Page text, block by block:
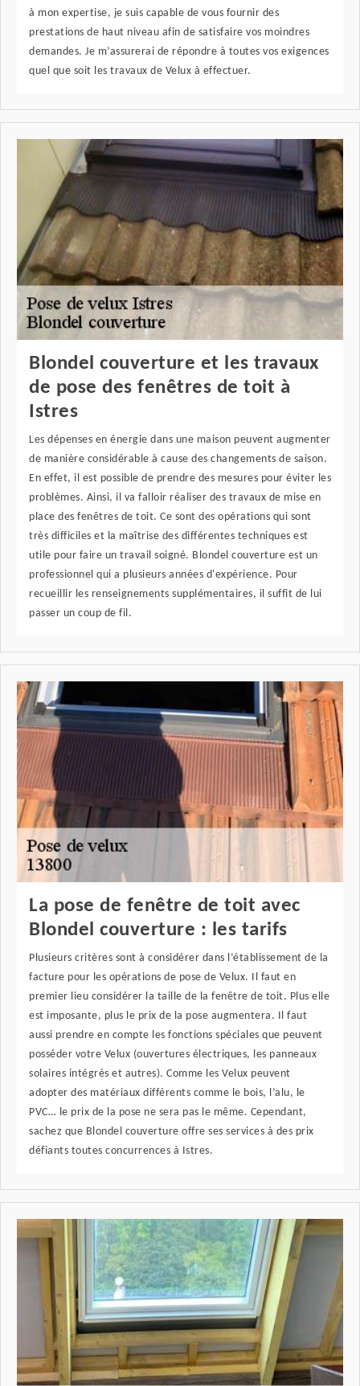
à mon expertise, je suis capable de vous fournir des
prestations de haut niveau afin de satisfaire vos moindres
demandes. Je m’assurerai de répondre à toutes vos exigences
quel que soit les travaux de Velux à effectuer.
Blondel couverture et les travaux
de pose des fenêtres de toit à
Istres
Les dépenses en énergie dans une maison peuvent augmenter
de manière considérable à cause des changements de saison.
En effet, il est possible de prendre des mesures pour éviter les
problèmes. Ainsi, il va falloir réaliser des travaux de mise en
place des fenêtres de toit. Ce sont des opérations qui sont
très difficiles et la maîtrise des différentes techniques est
utile pour faire un travail soigné. Blondel couverture est un
professionnel qui a plusieurs années d'expérience. Pour
recueillir les renseignements supplémentaires, il suffit de lui
passer un coup de fil.
La pose de fenêtre de toit avec
Blondel couverture : les tarifs
Plusieurs critères sont à considérer dans l’établissement de la
facture pour les opérations de pose de Velux. Il faut en
premier lieu considérer la taille de la fenêtre de toit. Plus elle
est imposante, plus le prix de la pose augmentera. Il faut
aussi prendre en compte les fonctions spéciales que peuvent
posséder votre Velux (ouvertures électriques, les panneaux
solaires intégrés et autres). Comme les Velux peuvent
adopter des matériaux différents comme le bois, l’alu, le
PVC… le prix de la pose ne sera pas le même. Cependant,
sachez que Blondel couverture offre ses services à des prix
défiants toutes concurrences à Istres.